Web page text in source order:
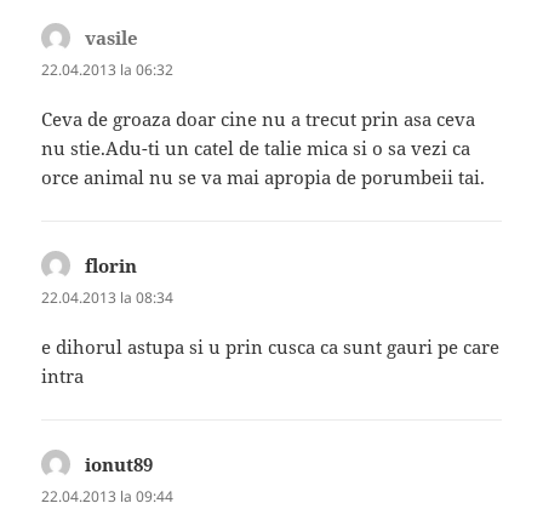
vasile
22.04.2013 la 06:32
Ceva de groaza doar cine nu a trecut prin asa ceva
nu stie.Adu-ti un catel de talie mica si o sa vezi ca
orce animal nu se va mai apropia de porumbeii tai.
florin
22.04.2013 la 08:34
e dihorul astupa si u prin cusca ca sunt gauri pe care
intra
ionut89
22.04.2013 la 09:44